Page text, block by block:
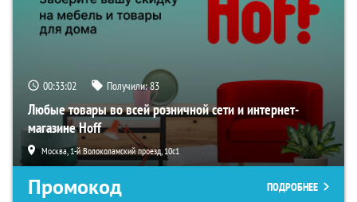
00:33:01 Получили:83
Любые товары во всей розничной сети и интернет-
магазине Hoff
Москва, 1-й Волоколамский проезд, 10с1
Промокод ПОДРОБНЕЕ